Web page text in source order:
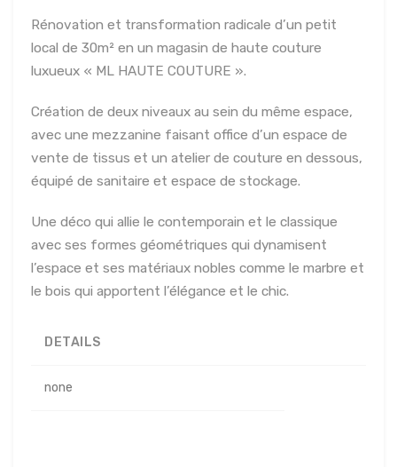
Rénovation et transformation radicale d’un petit
local de 30m² en un magasin de haute couture
luxueux « ML HAUTE COUTURE ».
Création de deux niveaux au sein du même espace,
avec une mezzanine faisant office d’un espace de
vente de tissus et un atelier de couture en dessous,
équipé de sanitaire et espace de stockage.
Une déco qui allie le contemporain et le classique
avec ses formes géométriques qui dynamisent
l’espace et ses matériaux nobles comme le marbre et
le bois qui apportent l’élégance et le chic.
DETAILS
none